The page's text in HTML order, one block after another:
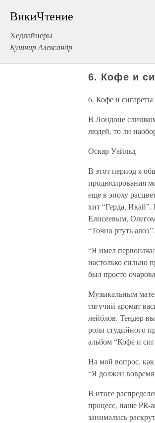
ВикиЧтение
Хедлайнеры
Кушнир Александр
6. Кофе и
6. Кофе и сигареты
В Лондоне
людей, то ли
Оскар Уайльд
В этот период я
продюсирования
еще в эпоху
хит “Герда,
Елисеевым,
“Точно ртуть алоэ”.
“Я имел
настолько сильно
был просто
Музыкальным
тягучий аромат
лейблов. Тендер
роли студийного
альбом “Кофе и
На мой вопрос,
“Я должен
В итоге
процесс, наше PR-
занимались